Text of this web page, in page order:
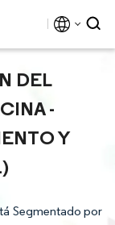
DEL
-
Y
Segmentado por